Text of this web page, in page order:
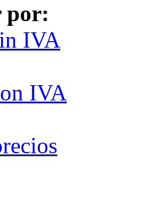
por:
IVA
IVA